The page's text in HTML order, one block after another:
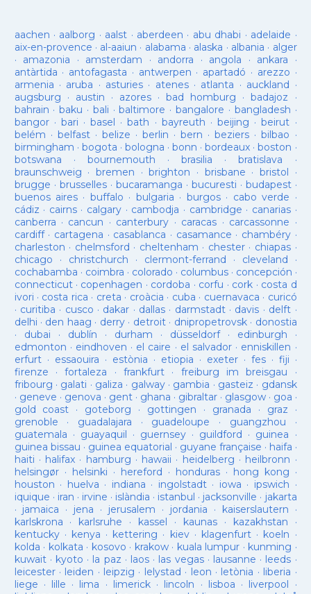
aachen · aalborg · aalst · aberdeen · abu dhabi · adelaide ·
aix-en-provence · al-aaiun · alabama · alaska · albania · alger
· amazonia · amsterdam · andorra · angola · ankara ·
antàrtida · antofagasta · antwerpen · apartadó · arezzo ·
armenia · aruba · asturies· atenes· atlanta · auckland ·
augsburg · austin · azores·bad homburg ·badajoz ·
bahrain ·baku · bali ·baltimore ·bangalore · bangladesh ·
bangor· bari ·basel ·bath · bayreuth ·beijing ·beirut ·
belém · belfast· belize · berlin ·bern ·beziers ·bilbao ·
birmingham · bogota · bologna ·bonn ·bordeaux ·boston ·
botswana · bournemouth ·brasilia ·bratislava ·
braunschweig · bremen ·brighton · brisbane · bristol ·
brugge · brusselles· bucaramanga · bucuresti · budapest·
buenos aires· buffalo · bulgaria · burgos· cabo verde ·
cádiz · cairns· calgary · cambodja · cambridge · canarias·
canberra · cancun · canterbury · caracas · carcassonne ·
cardiff· cartagena · casablanca · casamance · chambéry·
charleston · chelmsford · cheltenham · chester· chiapas ·
chicago · christchurch · clermont-ferrand · cleveland ·
cochabamba · coimbra · colorado · columbus· concepción ·
connecticut· copenhagen · cordoba · corfu · cork · costa d
ivori · costa rica · creta · croàcia · cuba · cuernavaca · curicó
· curitiba · cusco · dakar · dallas · darmstadt· davis · delft ·
delhi · den haag · derry· detroit· dnipropetrovsk· donostia
· dubai · dublín · durham · düsseldorf· edinburgh ·
edmonton · eindhoven · el caire · el salvador · enniskillen ·
erfurt· essaouira · estònia · etiopia · exeter· fes· fiji ·
firenze ·fortaleza · frankfurt· freiburg im breisgau ·
fribourg · galati · galiza · galway· gambia · gasteiz · gdansk
· geneve · genova · gent· ghana · gibraltar· glasgow· goa ·
gold coast · goteborg · gottingen · granada · graz ·
grenoble · guadalajara · guadeloupe · guangzhou ·
guatemala · guayaquil · guernsey· guildford · guinea ·
guinea bissau · guinea equatorial · guyane française · haifa ·
haiti · halifax · hamburg · hawaii · heidelberg · heilbronn ·
helsingør· helsinki · hereford · honduras· hong kong ·
houston · huelva · indiana · ingolstadt· iowa · ipswich ·
iquique · iran · irvine · islàndia · istanbul · jacksonville · jakarta
· jamaica · jena · jerusalem · jordania · kaiserslautern ·
karlskrona · karlsruhe · kassel · kaunas· kazakhstan ·
kentucky· kenya · kettering · kiev· klagenfurt · koeln ·
kolda · kolkata · kosovo · krakow· kuala lumpur · kunming ·
kuwait· kyoto · la paz · laos· las vegas· lausanne · leeds ·
leicester· leiden · leipzig · lelystad · leon · letònia · liberia ·
liege · lille · lima · limerick· lincoln · lisboa · liverpool ·